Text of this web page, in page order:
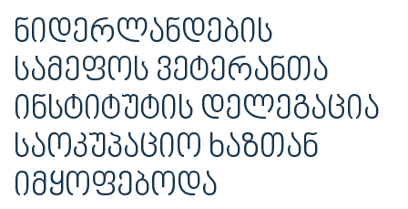
ᲜᲘᲓᲔᲠᲚᲐᲜᲓᲔᲑᲘᲡ
ᲡᲐᲛᲔᲤᲝᲡ ᲕᲔᲢᲔᲠᲐᲜᲗᲐ
ᲘᲜᲡᲢᲘᲢᲣᲢᲘᲡ ᲓᲔᲚᲔᲒᲐᲪᲘᲐ
ᲡᲐᲝᲙᲣᲞᲐᲪᲘᲝ ᲮᲐᲖᲗᲐᲜ
ᲘᲛᲧᲝᲤᲔᲑᲝᲓᲐ